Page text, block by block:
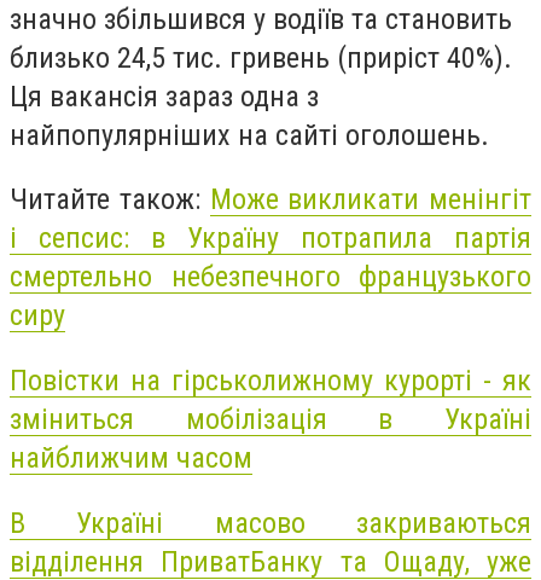
значно збільшився у водіїв та становить
близько 24,5 тис. гривень (приріст 40%).
Ця вакансія зараз одна з
найпопулярніших на сайті оголошень.
Читайте також: Може викликати менінгіт
і сепсис: в Україну потрапила партія
смертельно небезпечного французького
сиру
Повістки на гірськолижному курорті - як
зміниться мобілізація в Україні
найближчим часом
В Україні масово закриваються
відділення ПриватБанку та Ощаду, уже